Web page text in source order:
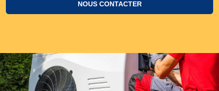
NOUS CONTACTER